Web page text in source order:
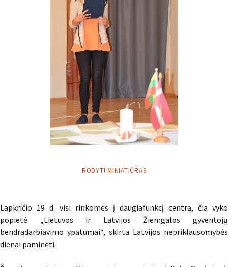
RODYTI MINIATIŪRAS
Lapkričio 19 d. visi rinkomės į daugiafunkcį centrą, čia vyko
popietė „Lietuvos ir Latvijos Žiemgalos gyventojų
bendradarbiavimo ypatumai“, skirta Latvijos nepriklausomybės
dienai paminėti.